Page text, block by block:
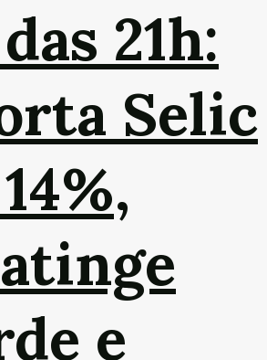
21h:
Selic
e